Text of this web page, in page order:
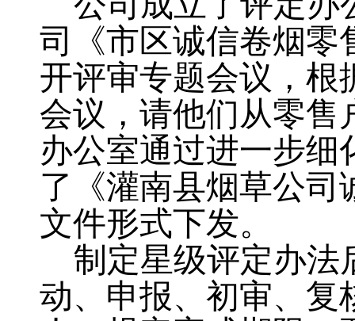
司《市区诚信卷烟零
开评审专题会议，根
会议，请他们从零售
办公室通过进一步细
了《灌南县烟草公司
文件形式下发。
制定星级评定办法
动、申报、初审、复